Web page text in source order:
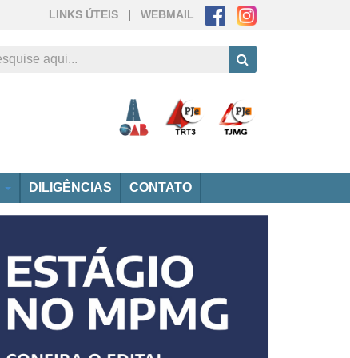
LINKS ÚTEIS | WEBMAIL
DILIGÊNCIAS CONTATO